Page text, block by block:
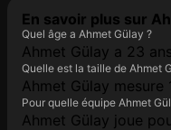
En savoir plus sur
Quel âge a Ahmet Gülay ?
Ahmet Gülay a 23
Quelle est la taille de Ahmet
Ahmet Gülay mesure
Pour quelle équipe Ahmet
Ahmet Gülay joue